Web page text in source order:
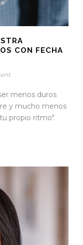
CON FECHA
menos duros
y mucho menos
propio ritmo".